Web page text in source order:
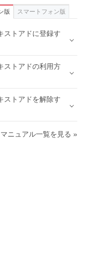
版 スマートフォン版
ストアドに登録す
ストアドの利用方
ストアドを解除す
マニュアル一覧を見る »